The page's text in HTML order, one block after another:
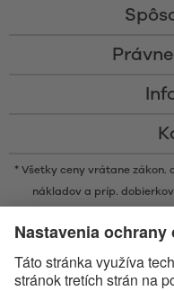
* Všetky ceny vrátane zákon.
nákladov a príp.
spoločnosť Bluetooth SIG,
spoločnosťou
Označenie Apple, logo